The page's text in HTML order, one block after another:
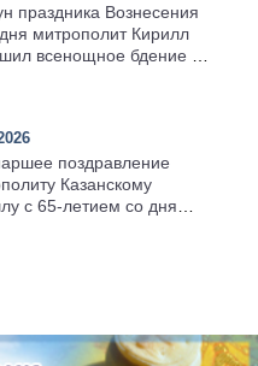
праздника Вознесения
митрополит Кирилл
всенощное бдение в
поздравление
Казанскому
с 65-летием со дня